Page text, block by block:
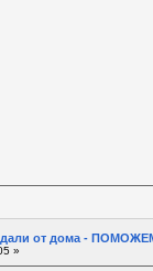
от дома -
»